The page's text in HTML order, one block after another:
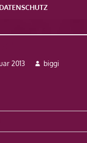
DATENSCHUTZ
2013 biggi